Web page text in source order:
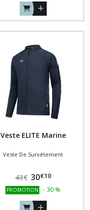
Veste ELITE Marine
Veste De Survêtement
43€ 30€10
PROMOTION -30 %